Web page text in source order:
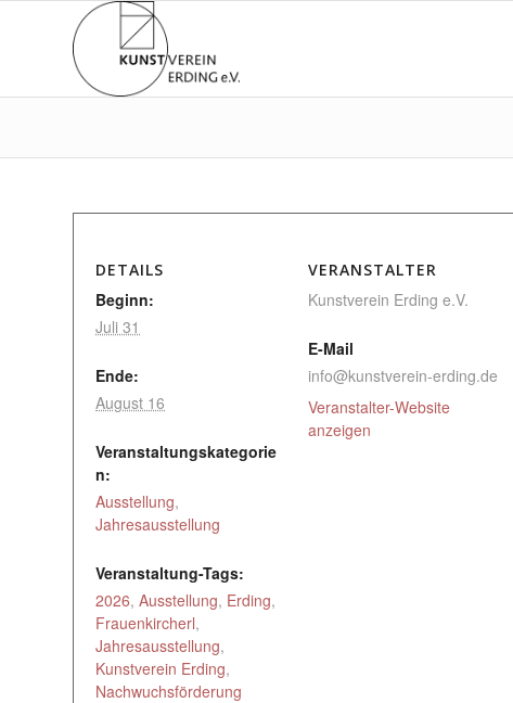
DETAILS
Beginn:
Juli 31
Ende:
August 16
Veranstaltungskategorie
n:
Ausstellung,
Jahresausstellung
Veranstaltung-Tags:
2026, Ausstellung, Erding,
Frauenkircherl,
Jahresausstellung,
Kunstverein Erding,
Nachwuchsförderung
VERANSTALTER
Kunstverein Erding e.V.
E-Mail
info@kunstverein-erding.de
Veranstalter-Website
anzeigen